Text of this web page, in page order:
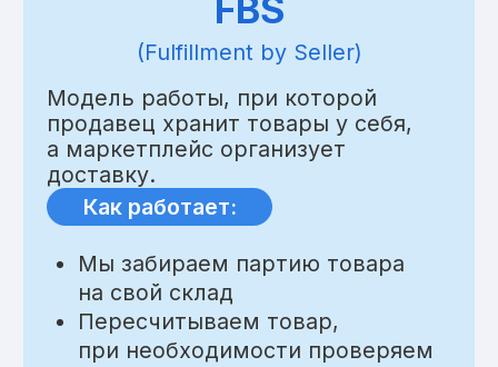
Оставить заявку
Оставьте заявку на сайте и получите
Направляем вам расчёт в течении часа
с описанием перечня операций
и стоимости
Коммерческое
предложение
02